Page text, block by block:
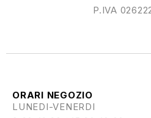
P.IVA
ORARI NEGOZIO
LUNEDI-VENERDI